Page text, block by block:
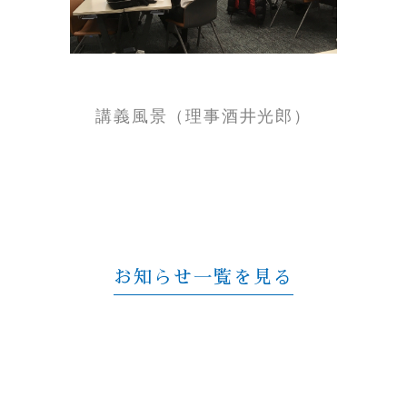
講義風景（理事酒井光郎）
お知らせ一覧を見る